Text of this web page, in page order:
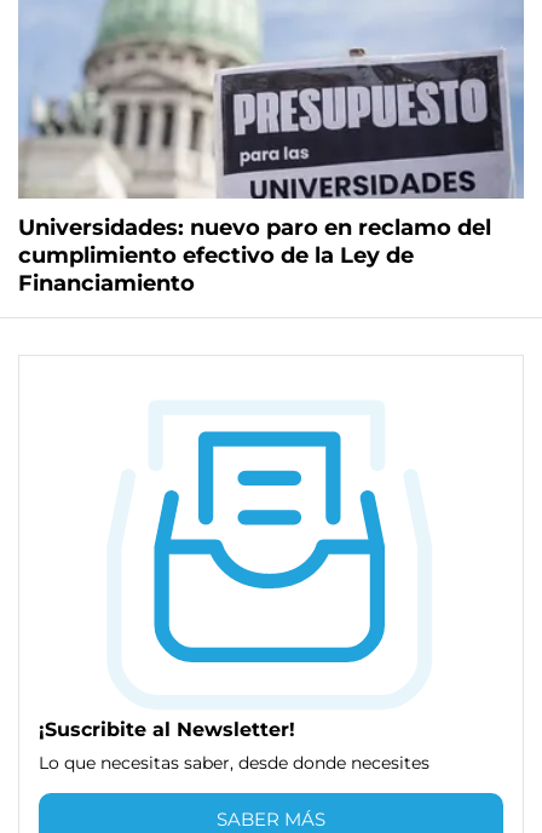
Universidades: nuevo paro en reclamo del
cumplimiento efectivo de la Ley de
Financiamiento
¡Suscribite al Newsletter!
Lo que necesitas saber, desde donde necesites
SABER MÁS